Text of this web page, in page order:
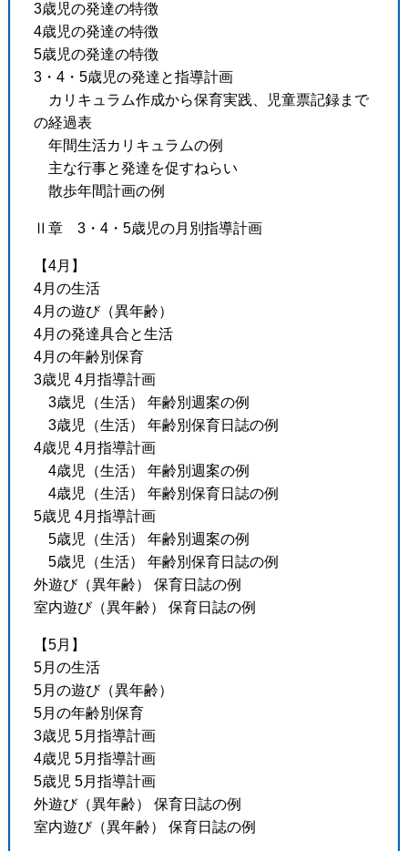
3歳児の発達の特徴
4歳児の発達の特徴
5歳児の発達の特徴
3・4・5歳児の発達と指導計画
カリキュラム作成から保育実践、児童票記録まで
の経過表
年間生活カリキュラムの例
主な行事と発達を促すねらい
散歩年間計画の例
Ⅱ章 3・4・5歳児の月別指導計画
【4月】
4月の生活
4月の遊び（異年齢）
4月の発達具合と生活
4月の年齢別保育
3歳児 4月指導計画
3歳児（生活） 年齢別週案の例
3歳児（生活） 年齢別保育日誌の例
4歳児 4月指導計画
4歳児（生活） 年齢別週案の例
4歳児（生活） 年齢別保育日誌の例
5歳児 4月指導計画
5歳児（生活） 年齢別週案の例
5歳児（生活） 年齢別保育日誌の例
外遊び（異年齢） 保育日誌の例
室内遊び（異年齢） 保育日誌の例
【5月】
5月の生活
5月の遊び（異年齢）
5月の年齢別保育
3歳児 5月指導計画
4歳児 5月指導計画
5歳児 5月指導計画
外遊び（異年齢） 保育日誌の例
室内遊び（異年齢） 保育日誌の例